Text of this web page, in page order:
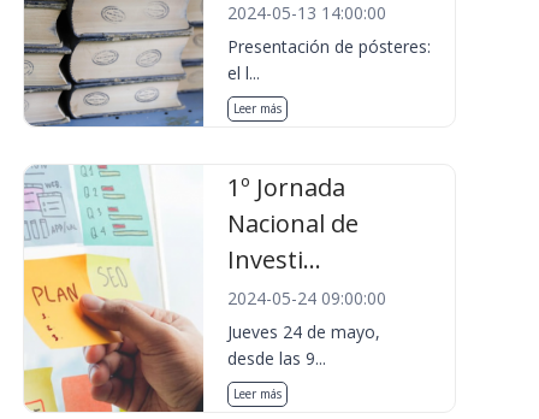
2024-05-13 14:00:00
Presentación de pósteres:
el l...
Leer más
1º Jornada
Nacional de
Investi...
2024-05-24 09:00:00
Jueves 24 de mayo,
desde las 9...
Leer más